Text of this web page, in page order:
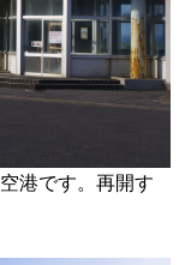
港です。再開す